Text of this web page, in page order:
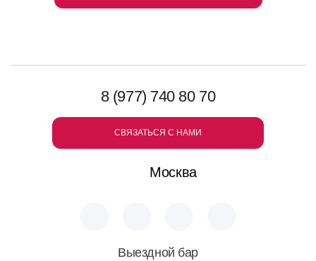
8 (977) 740 80 70
СВЯЗАТЬСЯ С НАМИ
Москва
Выездной бар